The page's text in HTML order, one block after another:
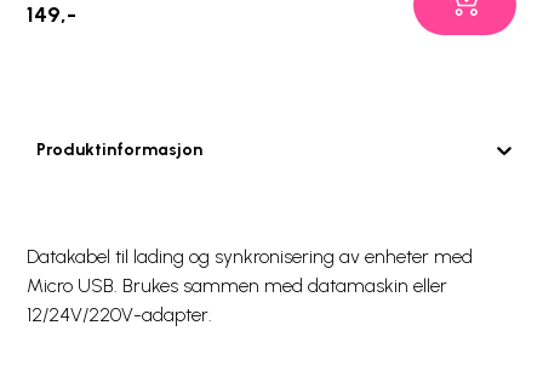
149,-
Produktinformasjon
Datakabel til lading og synkronisering av enheter med
Micro USB. Brukes sammen med datamaskin eller
12/24V/220V-adapter.